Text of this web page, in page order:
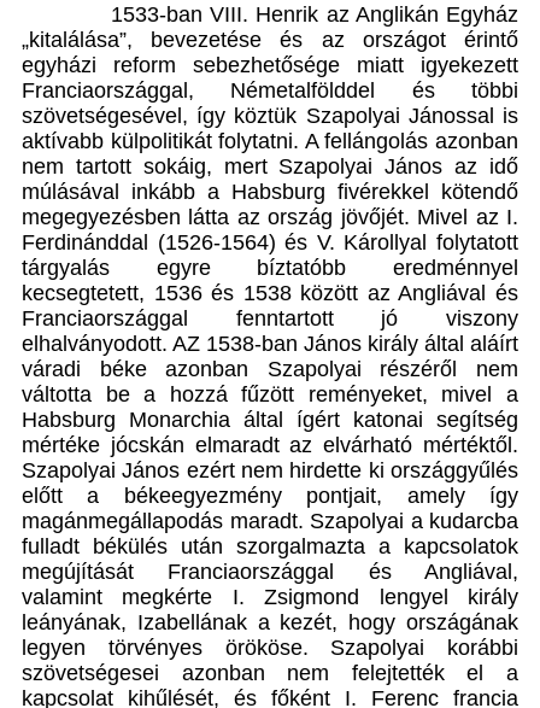
1533-ban VIII. Henrik az Anglikán Egyház
„kitalálása”, bevezetése és az országot érintő
egyházi reform sebezhetősége miatt igyekezett
Franciaországgal, Németalfölddel és többi
szövetségesével, így köztük Szapolyai Jánossal is
aktívabb külpolitikát folytatni. A fellángolás azonban
nem tartott sokáig, mert Szapolyai János az idő
múlásával inkább a Habsburg fivérekkel kötendő
megegyezésben látta az ország jövőjét. Mivel az I.
Ferdinánddal (1526-1564) és V. Károllyal folytatott
tárgyalás egyre bíztatóbb eredménnyel
kecsegtetett, 1536 és 1538 között az Angliával és
Franciaországgal fenntartott jó viszony
elhalványodott. AZ 1538-ban János király által aláírt
váradi béke azonban Szapolyai részéről nem
váltotta be a hozzá fűzött reményeket, mivel a
Habsburg Monarchia által ígért katonai segítség
mértéke jócskán elmaradt az elvárható mértéktől.
Szapolyai János ezért nem hirdette ki országgyűlés
előtt a békeegyezmény pontjait, amely így
magánmegállapodás maradt. Szapolyai a kudarcba
fulladt békülés után szorgalmazta a kapcsolatok
megújítását Franciaországgal és Angliával,
valamint megkérte I. Zsigmond lengyel király
leányának, Izabellának a kezét, hogy országának
legyen törvényes örököse. Szapolyai korábbi
szövetségesei azonban nem felejtették el a
kapcsolat kihűlését, és főként I. Ferenc francia